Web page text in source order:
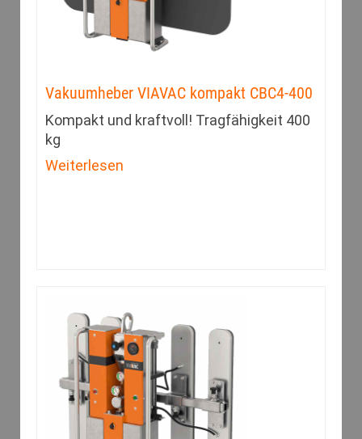
Vakuumheber VIAVAC kompakt CBC4-400
Kompakt und kraftvoll! Tragfähigkeit 400
kg
Weiterlesen